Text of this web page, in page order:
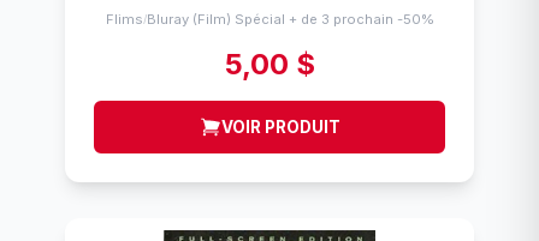
Flims/Bluray (Film) Spécial + de 3 prochain -50%
5,00 $
VOIR PRODUIT